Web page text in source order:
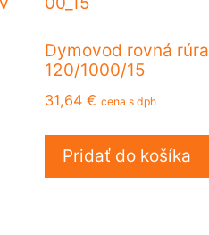
Dymovod rovná rúra
120/1000/15
31,64 € cena s dph
Pridať do košíka